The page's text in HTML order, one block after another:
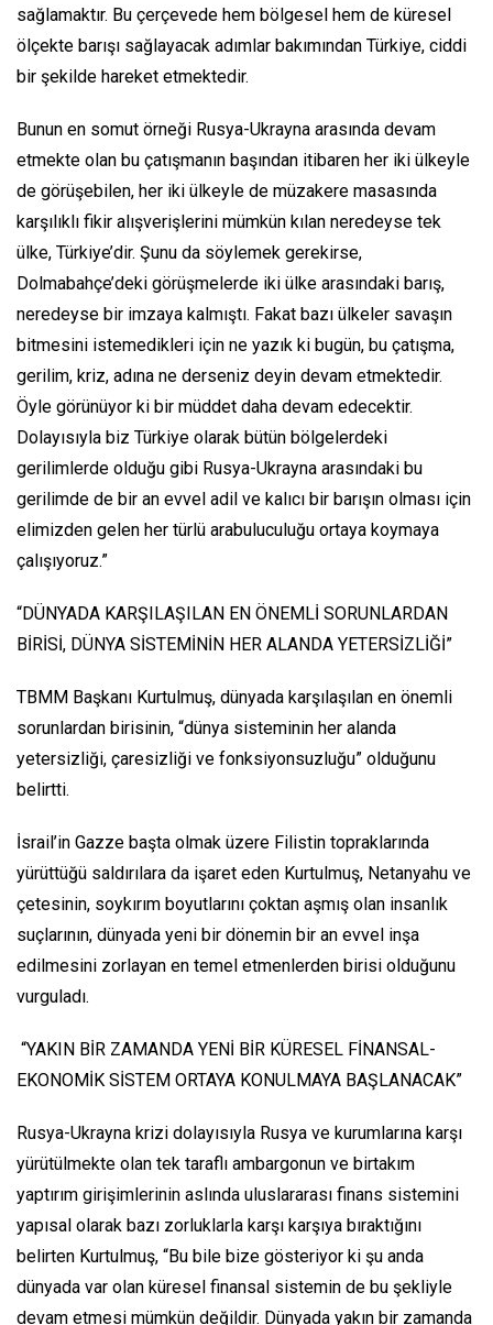
sağlamaktır. Bu çerçevede hem bölgesel hem de küresel
ölçekte barışı sağlayacak adımlar bakımından Türkiye, ciddi
bir şekilde hareket etmektedir.
Bunun en somut örneği Rusya-Ukrayna arasında devam
etmekte olan bu çatışmanın başından itibaren her iki ülkeyle
de görüşebilen, her iki ülkeyle de müzakere masasında
karşılıklı fikir alışverişlerini mümkün kılan neredeyse tek
ülke, Türkiye’dir. Şunu da söylemek gerekirse,
Dolmabahçe’deki görüşmelerde iki ülke arasındaki barış,
neredeyse bir imzaya kalmıştı. Fakat bazı ülkeler savaşın
bitmesini istemedikleri için ne yazık ki bugün, bu çatışma,
gerilim, kriz, adına ne derseniz deyin devam etmektedir.
Öyle görünüyor ki bir müddet daha devam edecektir.
Dolayısıyla biz Türkiye olarak bütün bölgelerdeki
gerilimlerde olduğu gibi Rusya-Ukrayna arasındaki bu
gerilimde de bir an evvel adil ve kalıcı bir barışın olması için
elimizden gelen her türlü arabuluculuğu ortaya koymaya
çalışıyoruz.”
“DÜNYADA KARŞILAŞILAN EN ÖNEMLİ SORUNLARDAN
BİRİSİ, DÜNYA SİSTEMİNİN HER ALANDA YETERSİZLİĞİ”
TBMM Başkanı Kurtulmuş, dünyada karşılaşılan en önemli
sorunlardan birisinin, “dünya sisteminin her alanda
yetersizliği, çaresizliği ve fonksiyonsuzluğu” olduğunu
belirtti.
İsrail’in Gazze başta olmak üzere Filistin topraklarında
yürüttüğü saldırılara da işaret eden Kurtulmuş, Netanyahu ve
çetesinin, soykırım boyutlarını çoktan aşmış olan insanlık
suçlarının, dünyada yeni bir dönemin bir an evvel inşa
edilmesini zorlayan en temel etmenlerden birisi olduğunu
vurguladı.
“YAKIN BİR ZAMANDA YENİ BİR KÜRESEL FİNANSAL-
EKONOMİK SİSTEM ORTAYA KONULMAYA BAŞLANACAK”
Rusya-Ukrayna krizi dolayısıyla Rusya ve kurumlarına karşı
yürütülmekte olan tek taraflı ambargonun ve birtakım
yaptırım girişimlerinin aslında uluslararası finans sistemini
yapısal olarak bazı zorluklarla karşı karşıya bıraktığını
belirten Kurtulmuş, “Bu bile bize gösteriyor ki şu anda
dünyada var olan küresel finansal sistemin de bu şekliyle
devam etmesi mümkün değildir. Dünyada yakın bir zamanda